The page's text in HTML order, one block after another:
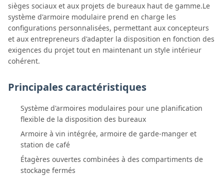
sièges sociaux et aux projets de bureaux haut de gamme.Le
système d'armoire modulaire prend en charge les
configurations personnalisées, permettant aux concepteurs
et aux entrepreneurs d'adapter la disposition en fonction des
exigences du projet tout en maintenant un style intérieur
cohérent.
Principales caractéristiques
Système d'armoires modulaires pour une planification
flexible de la disposition des bureaux
Armoire à vin intégrée, armoire de garde-manger et
station de café
Étagères ouvertes combinées à des compartiments de
stockage fermés